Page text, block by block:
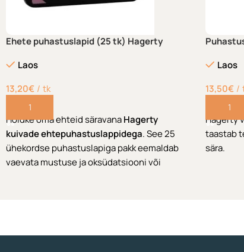
Ehete puhastuslapid (25 tk) Hagerty
Laos
13,20€ tk
Lisa korvi
Hoidke oma ehteid säravanaHagerty
kuivade ehtepuhastuslappidega. See 25
ühekordse puhastuslapiga pakk eemaldab
vaevata mustuse ja oksüdatsiooni või
Laos
13,50€
Lisa korvi
Hagerty
taastab
sära.